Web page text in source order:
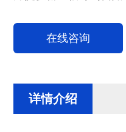
在线咨询
详情介绍